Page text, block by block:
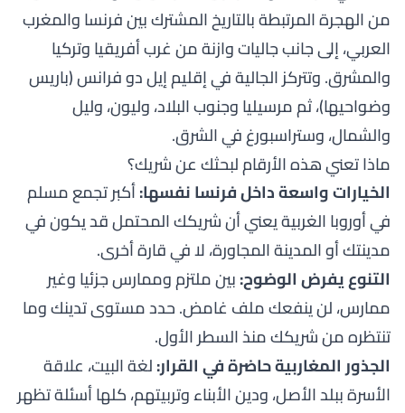
من الهجرة المرتبطة بالتاريخ المشترك بين فرنسا والمغرب
العربي، إلى جانب جاليات وازنة من غرب أفريقيا وتركيا
والمشرق. وتتركز الجالية في إقليم إيل دو فرانس (باريس
وضواحيها)، ثم مرسيليا وجنوب البلاد، وليون، وليل
والشمال، وستراسبورغ في الشرق.
ماذا تعني هذه الأرقام لبحثك عن شريك؟
الخيارات واسعة داخل فرنسا نفسها:أكبر تجمع مسلم
في أوروبا الغربية يعني أن شريكك المحتمل قد يكون في
مدينتك أو المدينة المجاورة، لا في قارة أخرى.
التنوع يفرض الوضوح:بين ملتزم وممارس جزئيا وغير
ممارس، لن ينفعك ملف غامض. حدد مستوى تدينك وما
تنتظره من شريكك منذ السطر الأول.
الجذور المغاربية حاضرة في القرار:لغة البيت، علاقة
الأسرة ببلد الأصل، ودين الأبناء وتربيتهم، كلها أسئلة تظهر